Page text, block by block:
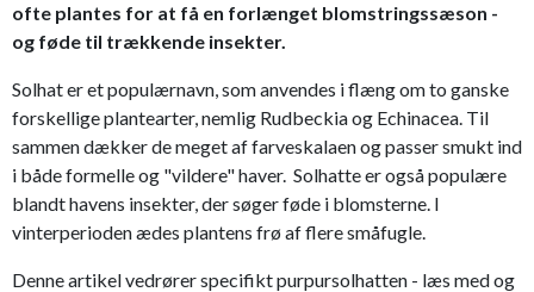
ofte plantes for at få en forlænget blomstringssæson -
og føde til trækkende insekter.
Solhat er et populærnavn, som anvendes i flæng om to ganske
forskellige plantearter, nemlig Rudbeckia og Echinacea. Til
sammen dækker de meget af farveskalaen og passer smukt ind
i både formelle og "vildere" haver. Solhatte er også populære
blandt havens insekter, der søger føde i blomsterne. I
vinterperioden ædes plantens frø af flere småfugle.
Denne artikel vedrører specifikt purpursolhatten - læs med og